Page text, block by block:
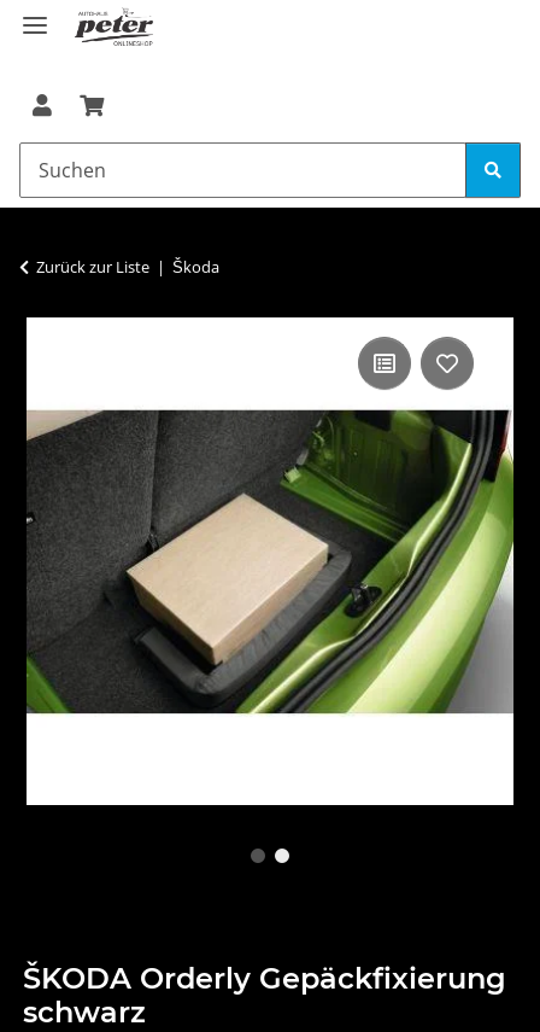
Zurück zur Liste Škoda
ŠKODA Orderly Gepäckfixierung
schwarz